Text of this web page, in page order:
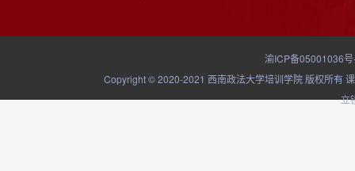
渝ICP备05001036
Copyright © 2020-2021 西南政法大学培训学院 版权所有
立